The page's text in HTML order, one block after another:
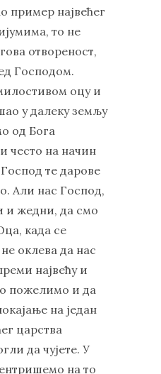
пример највећег
то не
отвореност,
Господом.
оцу и
у далеку земљу
од Бога
често на начин
те дарове
Али нас Господ,
и жедни, да смо
када се
оклева да нас
највећу и
пожелимо и да
на један
царства
да чујете. У
на то